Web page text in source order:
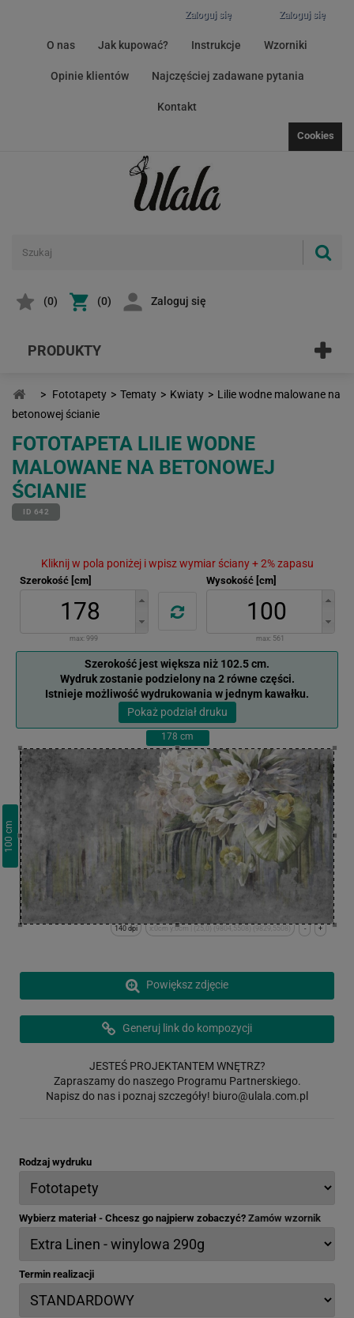
Zaloguj się
Zaloguj się
O nas Jak kupować? Instrukcje Wzorniki
Opinie klientów Najczęściej zadawane pytania
Kontakt
Cookies
(0) (0) Zaloguj się
PRODUKTY
> Fototapety > Tematy > Kwiaty > Lilie wodne malowane na
betonowej ścianie
FOTOTAPETA LILIE WODNE
MALOWANE NA BETONOWEJ
ŚCIANIE
ID 642
Kliknij w pola poniżej i wpisz wymiar ściany + 2% zapasu
Szerokość [cm]
max: 999
Wysokość [cm]
max: 561
Szerokość jest większa niż 102.5 cm.
Wydruk zostanie podzielony na 2 równe części.
Istnieje możliwość wydrukowania w jednym kawałku.
Pokaż podział druku
178 cm
100
cm
+
-
x:0cm y:0cm | (25,0) (9804,5508) (9829,5508)
140 dpi
Powiększ zdjęcie
Generuj link do kompozycji
JESTEŚ PROJEKTANTEM WNĘTRZ?
Zapraszamy do naszego Programu Partnerskiego.
Napisz do nas i poznaj szczegóły! biuro@ulala.com.pl
Rodzaj wydruku
Wybierz materiał - Chcesz go najpierw zobaczyć? Zamów wzornik
Termin realizacji